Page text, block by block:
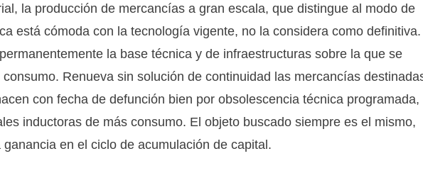
la producción de mercancías a gran escala, que distingue al modo de
está cómoda con la tecnología vigente, no la considera como definitiva.
la base técnica y de infraestructuras sobre la que se
Renueva sin solución de continuidad las mercancías
con fecha de defunción bien por obsolescencia técnica programada,
inductoras de más consumo. El objeto buscado siempre es el mismo,
en el ciclo de acumulación de capital.